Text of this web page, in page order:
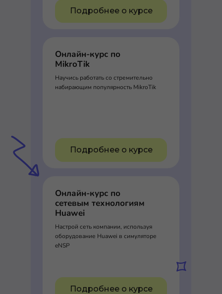
Подробнее о курсе
Онлайн-курс по
MikroTik
Научись работать со стремительно
набирающим популярность MikroTik
Подробнее о курсе
Онлайн-курс по
сетевым технологиям
Huawei
Настрой сеть компании, используя
оборудование Huawei в симуляторе
eNSP
Подробнее о курсе